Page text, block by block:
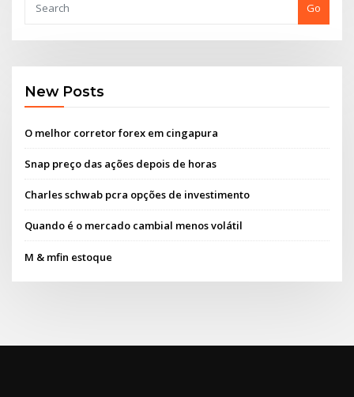
Go
New Posts
O melhor corretor forex em cingapura
Snap preço das ações depois de horas
Charles schwab pcra opções de investimento
Quando é o mercado cambial menos volátil
M & mfin estoque